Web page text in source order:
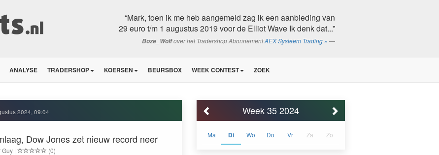
“Mark, toen ik me heb aangemeld zag ik een aanbieding van
29 euro t/m 1 augustus 2019 voor de Elliot Wave Ik denk dat...”
Boze_Wolfover het Tradershop AbonnementAEX Systeem Trading »
ANALYSE TRADERSHOP KOERSEN BEURSBOX WEEK CONTEST ZOEK
2024, 09:04
Dow Jones zet nieuw record neer
| (0)
Week 35 2024
Ma Di Wo Do Vr Za Zo